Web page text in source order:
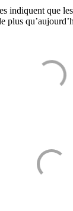
indiquent que
plus